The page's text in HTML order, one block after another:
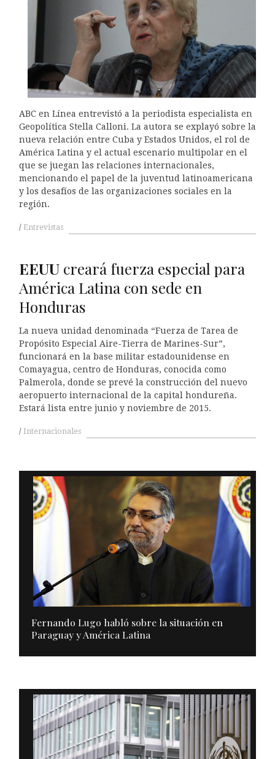
ABC en Línea entrevistó a la periodista especialista en
Geopolítica Stella Calloni. La autora se explayó sobre la
nueva relación entre Cuba y Estados Unidos, el rol de
América Latina y el actual escenario multipolar en el
que se juegan las relaciones internacionales,
mencionando el papel de la juventud latinoamericana
y los desafíos de las organizaciones sociales en la
región.
Entrevistas
EEUUcreará fuerza especial para
América Latina con sede en
Honduras
La nueva unidad denominada “Fuerza de Tarea de
Propósito Especial Aire-Tierra de Marines-Sur”,
funcionará en la base militar estadounidense en
Comayagua, centro de Honduras, conocida como
Palmerola, donde se prevé la construcción del nuevo
aeropuerto internacional de la capital hondureña.
Estará lista entre junio y noviembre de 2015.
Internacionales
Fernando Lugo habló sobre la situación en
Paraguay y América Latina